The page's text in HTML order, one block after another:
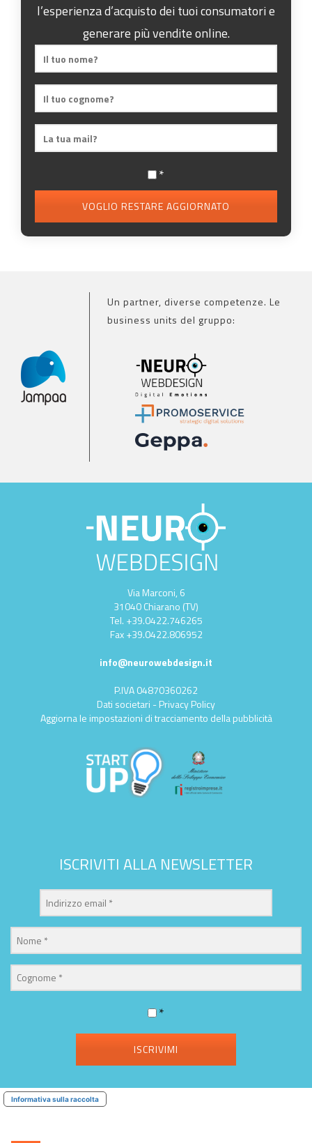
l’esperienza d’acquisto dei tuoi consumatori e
generare più vendite online.
*
VOGLIO RESTARE AGGIORNATO
Un partner, diverse competenze. Le
business units del gruppo:
Via Marconi, 6
31040 Chiarano (TV)
Tel. +39.0422.746265
Fax+39.0422.806952
info@neurowebdesign.it
P.IVA 04870360262
Dati societari -Privacy Policy
Aggiorna le impostazioni di tracciamento della pubblicità
ISCRIVITI ALLA NEWSLETTER
*
ISCRIVIMI
Informativa sulla raccolta